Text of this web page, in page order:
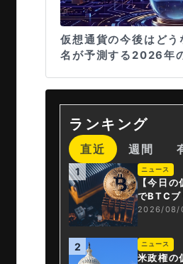
仮想通貨の今後はど
名が予測する2026年
ランキング
直近 週間
1 ニュース
【今日の
でBTCブ
融庁が「
2026/08/
2 ニュース
米政権の